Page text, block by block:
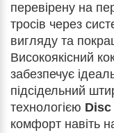
перевірену на
тросів через
вигляду та
Високоякісний
забезпечує
підсідельний
технологією
комфорт навіть